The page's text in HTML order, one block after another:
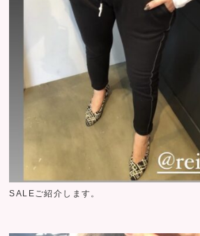
SALEご紹介します。